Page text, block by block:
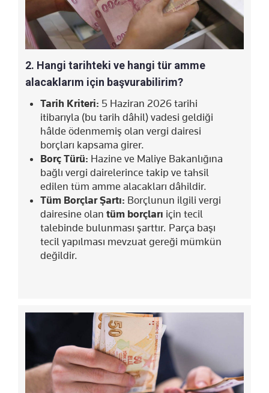
2. Hangi tarihteki ve hangi tür amme
alacaklarım için başvurabilirim?
Tarih Kriteri: 5 Haziran 2026 tarihi
itibarıyla (bu tarih dâhil) vadesi geldiği
hâlde ödenmemiş olan vergi dairesi
borçları kapsama girer.
Borç Türü: Hazine ve Maliye Bakanlığına
bağlı vergi dairelerince takip ve tahsil
edilen tüm amme alacakları dâhildir.
Tüm Borçlar Şartı: Borçlunun ilgili vergi
dairesine olan tüm borçları için tecil
talebinde bulunması şarttır. Parça başı
tecil yapılması mevzuat gereği mümkün
değildir.